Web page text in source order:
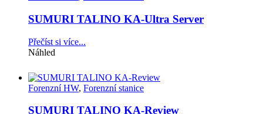
SUMURI TALINO KA-Ultra Server
Přečíst si více...
Náhled
Forenzní HW, Forenzní stanice
SUMURI TALINO KA-Review